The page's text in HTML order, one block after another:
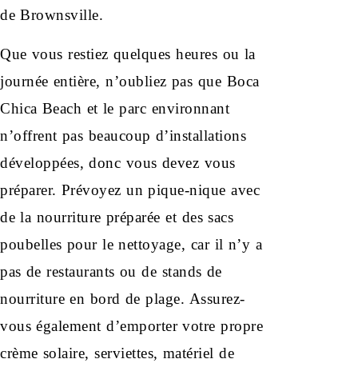
de Brownsville.
Que vous restiez quelques heures ou la
journée entière, n’oubliez pas que Boca
Chica Beach et le parc environnant
n’offrent pas beaucoup d’installations
développées, donc vous devez vous
préparer. Prévoyez un pique-nique avec
de la nourriture préparée et des sacs
poubelles pour le nettoyage, car il n’y a
pas de restaurants ou de stands de
nourriture en bord de plage. Assurez-
vous également d’emporter votre propre
crème solaire, serviettes, matériel de